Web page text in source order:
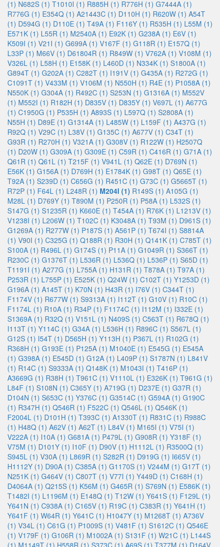
(1) N682S (1) T1010I (1) R885H (1) R776H (1) G7444A (1)
R776G (1) E354Q (1) A21443C (1) D110H (1) R620W (1) A54T
(1) D594G (1) D110E (1) T49A (1) F116Y (1) R535H (1) L55M (1)
E571K (1) L55R (1) M2540A (1) E92K (1) G238A (1) E6V (1)
K509I (1) V21I (1) G699A (1) V167F (1) G118R (1) E157Q (1)
L33P (1) M66V (1) D61804R (1) R849W (1) V762A (1) V108M (1)
V326L (1) L58H (1) E158K (1) L460D (1) N334K (1) S1800A (1)
G894T (1) G202A (1) C282T (1) I191V (1) G435A (1) R272G (1)
C1091T (1) V433M (1) V106M (1) N550H (1) R4E (1) P1058A (1)
N550K (1) G304A (1) R492C (1) S253N (1) G1316A (1) M552V
(1) M552I (1) R182H (1) D835V (1) D835Y (1) V697L (1) A677G
(1) C1950G (1) P535H (1) A893S (1) L597Q (1) S2808A (1)
N55H (1) D89E (1) G1314A (1) L485W (1) L159F (1) A437G (1)
R92Q (1) V29C (1) L38V (1) G135C (1) A677V (1) C34T (1)
G93R (1) R270H (1) V321A (1) G308V (1) R122W (1) H2507Q
(1) D20W (1) G309A (1) G309E (1) C59R (1) C416R (1) G71A (1)
Q61R (1) Q61L (1) T215F (1) V941L (1) Q62E (1) D769N (1)
E56K (1) G156A (1) D769H (1) E1784K (1) G98T (1) Q65E (1)
T92A (1) S239D (1) C656G (1) R451C (1) G73C (1) G5665T (1)
R72P (1) F64L (1) L248R (1) M204I (1) R149S (1) A105G (1)
M28L (1) D769Y (1) T890M (1) P250R (1) P58A (1) L532S (1)
S147G (1) S1235R (1) K660E (1) T454A (1) R76K (1) L1213V (1)
V1238I (1) L206W (1) T102C (1) K3048A (1) T93M (1) D961S (1)
G1269A (1) R277W (1) P187S (1) A561P (1) T674I (1) S8814A
(1) V90I (1) C325G (1) Q188R (1) R30H (1) Q141K (1) C785T (1)
S100A (1) R496L (1) G174S (1) P11A (1) G1049R (1) S366T (1)
R230C (1) G1376T (1) L536R (1) L536Q (1) L536P (1) S65D (1)
T1191I (1) A277G (1) L755A (1) H131R (1) T878A (1) T97A (1)
P253R (1) L755P (1) E525K (1) Q24W (1) C102T (1) Y1253D (1)
G196A (1) A145T (1) K70N (1) H43R (1) I76V (1) C344T (1)
F1174V (1) R677W (1) S9313A (1) I112T (1) G10V (1) R10C (1)
F1174L (1) R10A (1) R34P (1) F1174C (1) I112M (1) I332E (1)
S1369A (1) R32Q (1) V151L (1) N409S (1) C563T (1) R678Q (1)
I113T (1) Y114C (1) G34A (1) L536H (1) R896C (1) S567L (1)
G12S (1) I54T (1) D565H (1) Y113H (1) P367L (1) R102G (1)
R368H (1) G193E (1) P125A (1) M1040E (1) E545G (1) E545A
(1) G398A (1) E545D (1) G12A (1) L409P (1) S1787N (1) L841V
(1) R14C (1) S9333A (1) Q148K (1) M1043I (1) T416P (1)
A3669G (1) R38H (1) T961C (1) V1110L (1) E326K (1) T961G (1)
L84F (1) S108N (1) C365Y (1) A719G (1) D237E (1) G37R (1)
D104N (1) S653C (1) Y376C (1) G3514C (1) G594A (1) G190C
(1) R347H (1) Q546R (1) F522C (1) Q546L (1) Q546K (1)
F2004L (1) D101H (1) T393C (1) A1330T (1) R831C (1) R988C
(1) H48Q (1) A62V (1) A62T (1) L84V (1) M165I (1) V75I (1)
V222A (1) I10A (1) G681A (1) P479L (1) G908R (1) Y318F (1)
V75M (1) D101Y (1) I10F (1) D90V (1) H1112L (1) R3500Q (1)
S945L (1) V30A (1) L869R (1) S282R (1) D919G (1) I665V (1)
H1112Y (1) D90A (1) C385A (1) G1170S (1) V244M (1) G17T (1)
N251K (1) G464V (1) C807T (1) V77I (1) Y449D (1) C168H (1)
D4064A (1) Q215S (1) K56M (1) G465R (1) S769N (1) E586K (1)
T1482I (1) L1196M (1) E148Q (1) T12W (1) Y641S (1) F129L (1)
Y641N (1) C938A (1) C165V (1) R19C (1) C383R (1) Y641H (1)
Y641F (1) W64R (1) Y641C (1) H1047Y (1) M1268T (1) A736V
(1) V34L (1) C61G (1) P1009S (1) V481F (1) S1612C (1) Q546E
(1) V179F (1) G106R (1) M1002A (1) S131F (1) W21C (1) L144S
(1) M1149T (1) H558R (1) S373C (1) A69S (1) T377M (1) D164V